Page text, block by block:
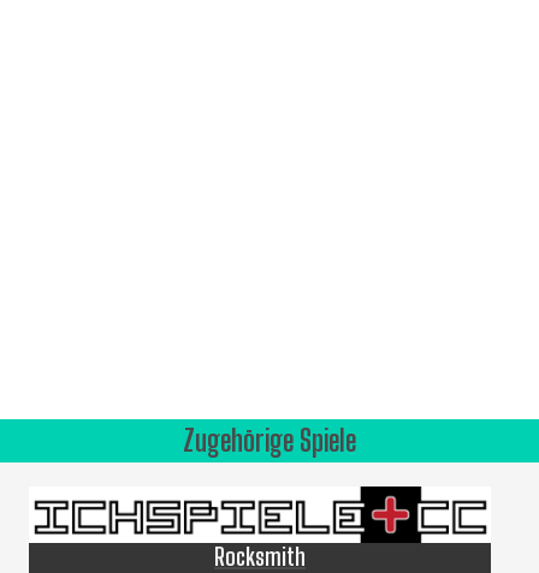
Zugehörige Spiele
Rocksmith